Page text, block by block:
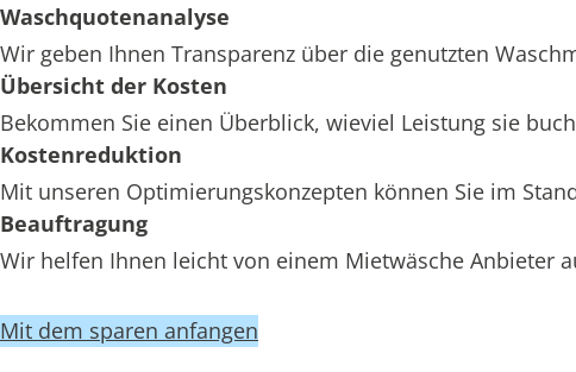
Waschquotenanalyse
Wir geben Ihnen Transparenz über die genutzten
Übersicht der Kosten
Bekommen Sie einen Überblick, wieviel Leistung sie
Kostenreduktion
Mit unseren Optimierungskonzepten können Sie im
Beauftragung
Wir helfen Ihnen leicht von einem Mietwäsche Anbieter
Mit dem sparen anfangen